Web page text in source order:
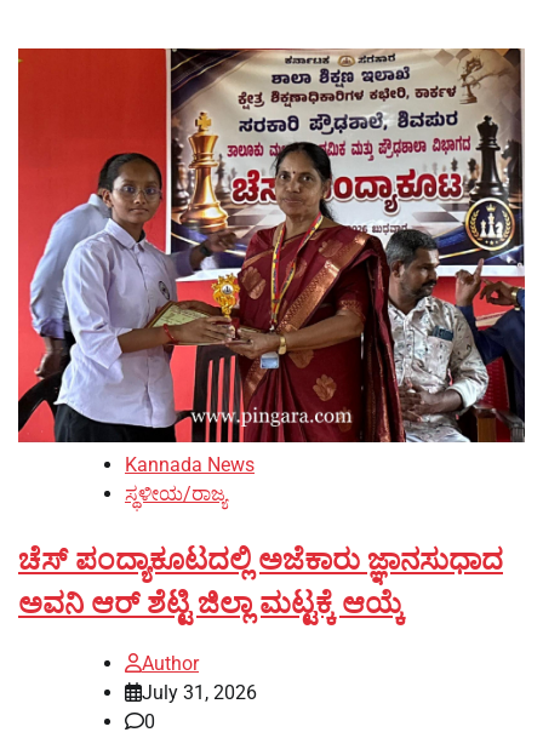
Kannada News
ಸ್ಥಳೀಯ/ರಾಜ್ಯ
ಚೆಸ್ ಪಂದ್ಯಾಕೂಟದಲ್ಲಿ ಅಜೆಕಾರು ಜ್ಞಾನಸುಧಾದ
ಅವನಿ ಆರ್ ಶೆಟ್ಟಿ ಜಿಲ್ಲಾ ಮಟ್ಟಕ್ಕೆ ಆಯ್ಕೆ
Author
July 31, 2026
0